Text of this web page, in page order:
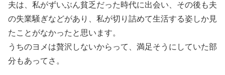
夫は、私がずいぶん貧乏だった時代に出会い、その後も夫
の失業騒ぎなどがあり、私が切り詰めて生活する姿しか見
たことがなかったと思います。
うちのヨメは贅沢しないからって、満足そうにしていた部
分もあってさ。